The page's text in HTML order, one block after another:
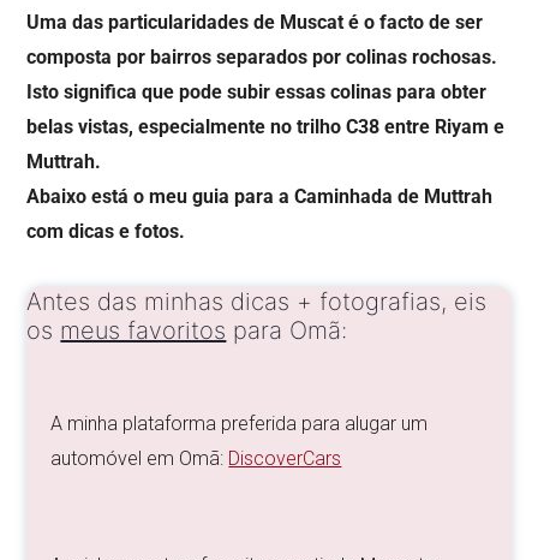
Uma das particularidades de Muscat é o facto de ser
composta por bairros separados por colinas rochosas.
Isto significa que pode subir essas colinas para obter
belas vistas, especialmente no trilho C38 entre Riyam e
Muttrah.
Abaixo está o meu guia para a Caminhada de Muttrah
com dicas e fotos.
Antes das minhas dicas + fotografias, eis
os meus favoritos para Omã:
A minha plataforma preferida para alugar um
automóvel em Omã: DiscoverCars